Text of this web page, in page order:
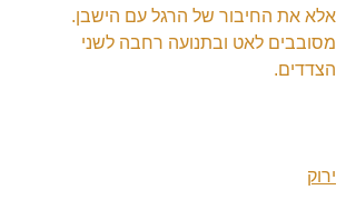
אלא את החיבור של הרגל עם הישבן.
מסובבים לאט ובתנועה רחבה לשני
הצדדים.
ירוק